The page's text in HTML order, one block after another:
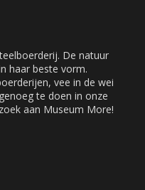
De natuur
haar beste vorm.
vee in de wei
te doen in onze
aan Museum More!